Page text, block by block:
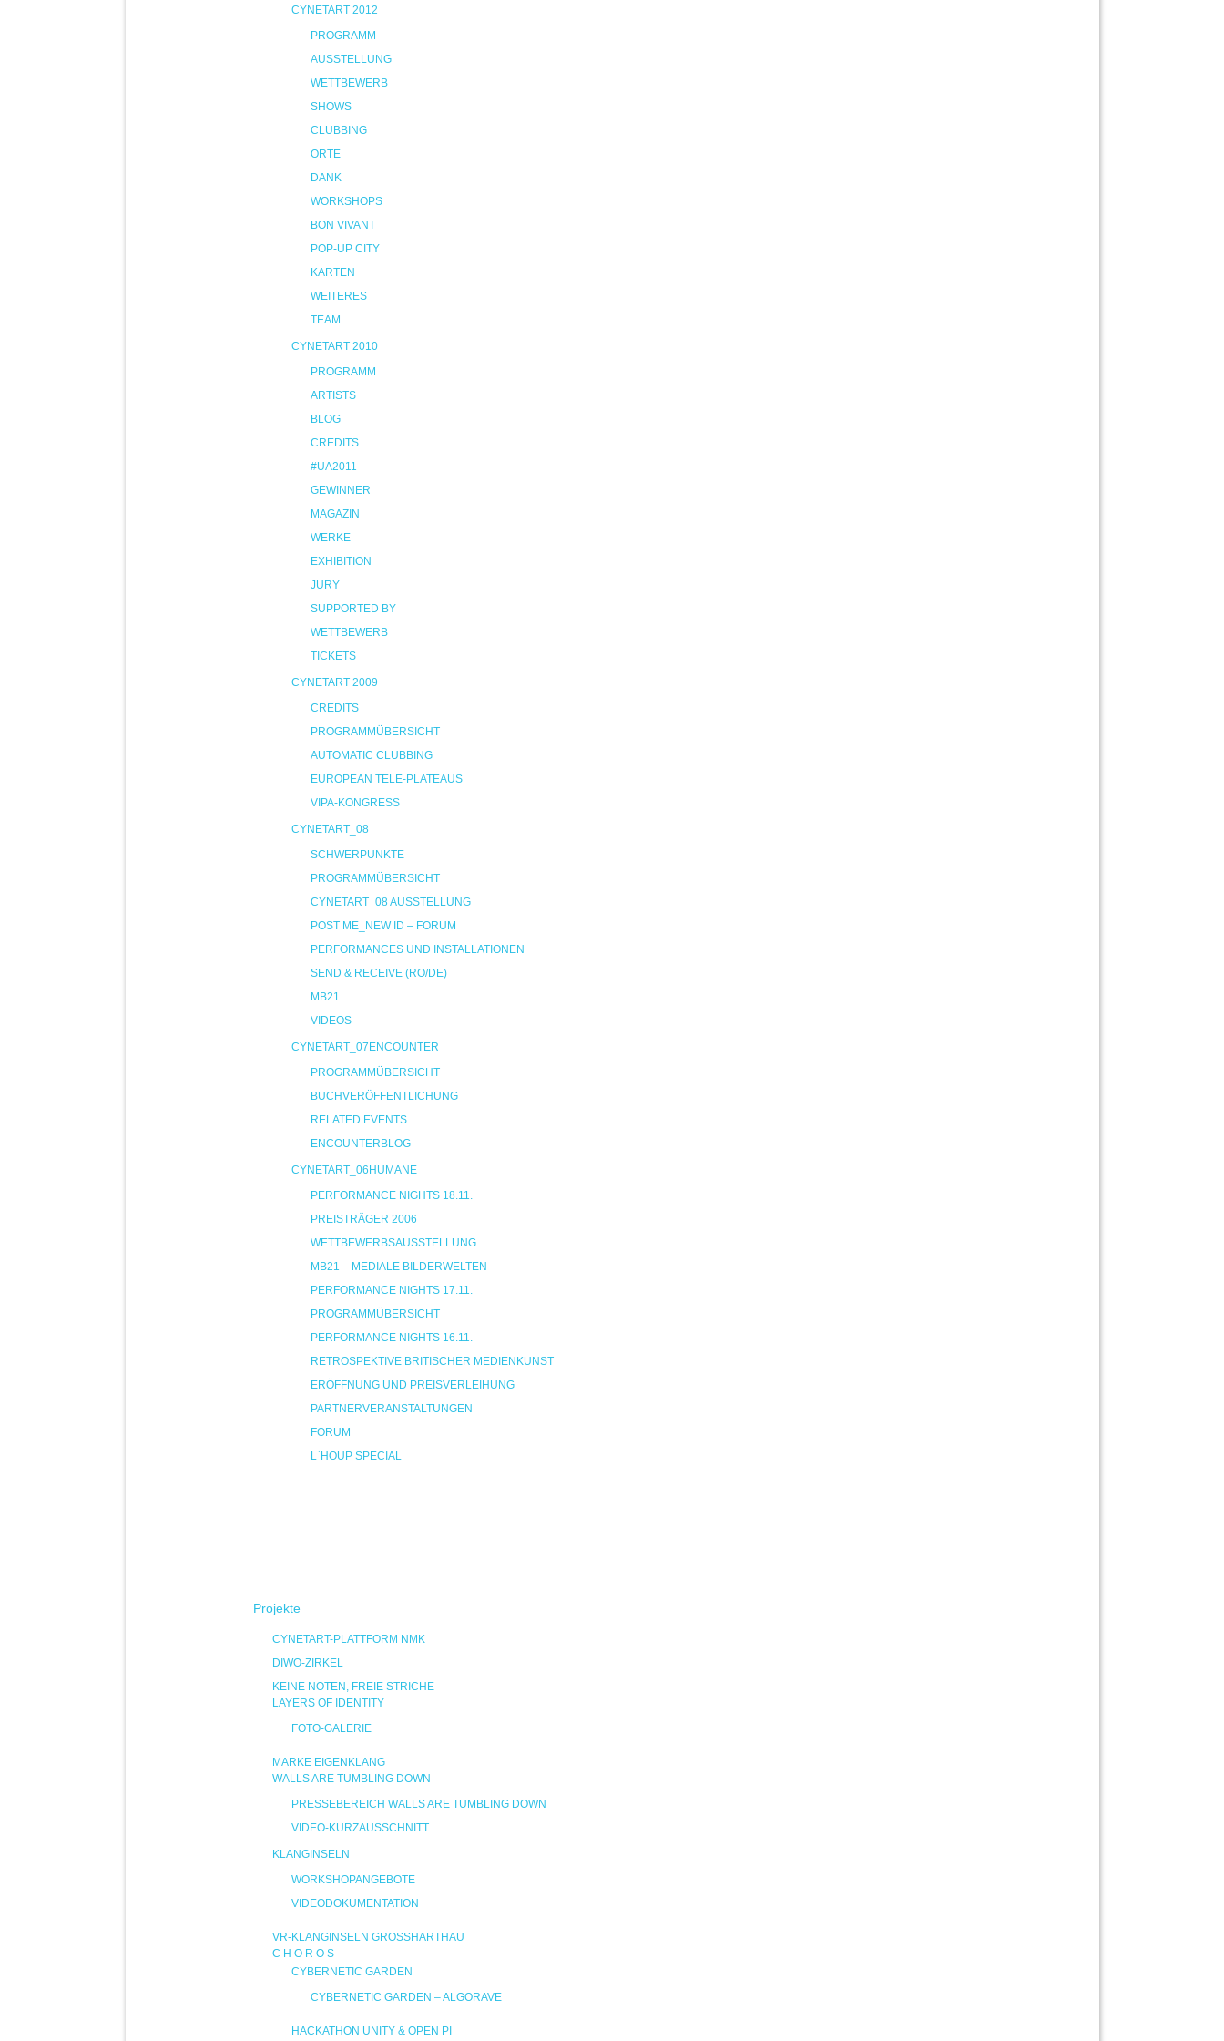
CYNETART 2012
PROGRAMM
AUSSTELLUNG
WETTBEWERB
SHOWS
CLUBBING
ORTE
DANK
WORKSHOPS
BON VIVANT
POP-UP CITY
KARTEN
WEITERES
TEAM
CYNETART 2010
PROGRAMM
ARTISTS
BLOG
CREDITS
#UA2011
GEWINNER
MAGAZIN
WERKE
EXHIBITION
JURY
SUPPORTED BY
WETTBEWERB
TICKETS
CYNETART 2009
CREDITS
PROGRAMMÜBERSICHT
AUTOMATIC CLUBBING
EUROPEAN TELE-PLATEAUS
VIPA-KONGRESS
CYNETART_08
SCHWERPUNKTE
PROGRAMMÜBERSICHT
CYNETART_08 AUSSTELLUNG
POST ME_NEW ID – FORUM
PERFORMANCES UND INSTALLATIONEN
SEND & RECEIVE (RO/DE)
MB21
VIDEOS
CYNETART_07ENCOUNTER
PROGRAMMÜBERSICHT
BUCHVERÖFFENTLICHUNG
RELATED EVENTS
ENCOUNTERBLOG
CYNETART_06HUMANE
PERFORMANCE NIGHTS 18.11.
PREISTRÄGER 2006
WETTBEWERBSAUSSTELLUNG
MB21 – MEDIALE BILDERWELTEN
PERFORMANCE NIGHTS 17.11.
PROGRAMMÜBERSICHT
PERFORMANCE NIGHTS 16.11.
RETROSPEKTIVE BRITISCHER MEDIENKUNST
ERÖFFNUNG UND PREISVERLEIHUNG
PARTNERVERANSTALTUNGEN
FORUM
L`HOUP SPECIAL
Projekte
CYNETART-PLATTFORM NMK
DIWO-ZIRKEL
KEINE NOTEN, FREIE STRICHE
LAYERS OF IDENTITY
FOTO-GALERIE
MARKE EIGENKLANG
WALLS ARE TUMBLING DOWN
PRESSEBEREICH WALLS ARE TUMBLING DOWN
VIDEO-KURZAUSSCHNITT
KLANGINSELN
WORKSHOPANGEBOTE
VIDEODOKUMENTATION
VR-KLANGINSELN GROSSHARTHAU
C H O R O S
CYBERNETIC GARDEN
CYBERNETIC GARDEN – ALGORAVE
HACKATHON UNITY & OPEN PI